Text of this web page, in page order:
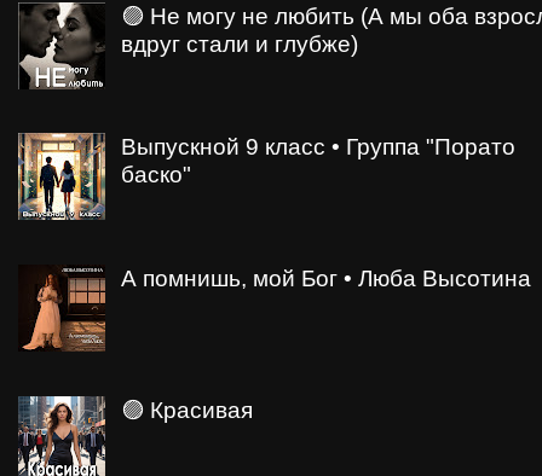
🟣 Не могу не любить (А мы оба
вдруг стали и глубже)
Выпускной 9 класс • Группа "Порато
баско"
А помнишь, мой Бог • Люба Высотина
🟣 Красивая